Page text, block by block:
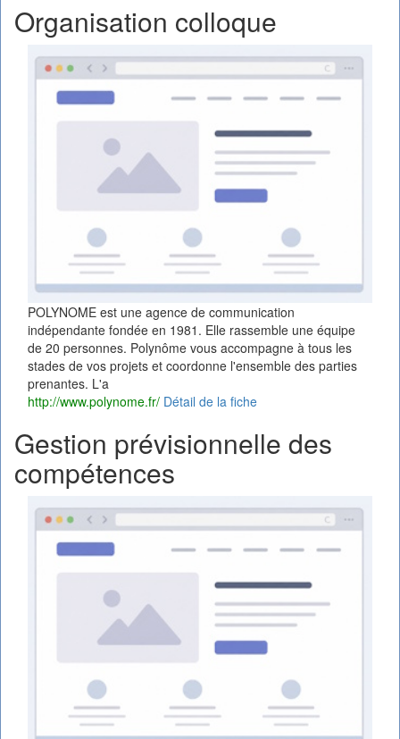
Organisation colloque
POLYNOME est une agence de communication
indépendante fondée en 1981. Elle rassemble une équipe
de 20 personnes. Polynôme vous accompagne à tous les
stades de vos projets et coordonne l'ensemble des parties
prenantes. L'a
http://www.polynome.fr/ Détail de la fiche
Gestion prévisionnelle des
compétences